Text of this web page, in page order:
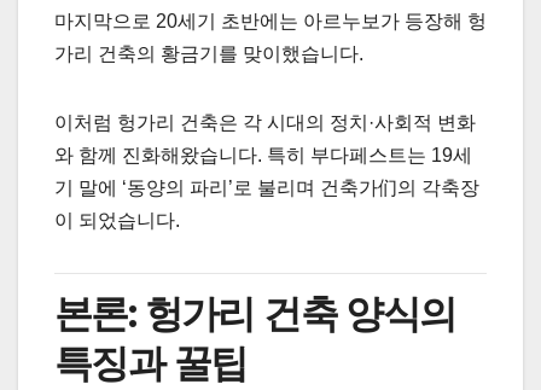
마지막으로 20세기 초반에는 아르누보가 등장해 헝
가리 건축의 황금기를 맞이했습니다.
이처럼 헝가리 건축은 각 시대의 정치·사회적 변화
와 함께 진화해왔습니다. 특히 부다페스트는 19세
기 말에 ‘동양의 파리’로 불리며 건축가们의 각축장
이 되었습니다.
본론: 헝가리 건축 양식의
특징과 꿀팁